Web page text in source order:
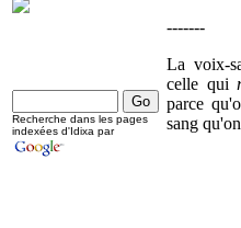
-------
La voix-
celle qui
parce
sang
Recherche dans les pages
indexées d'Idixa par